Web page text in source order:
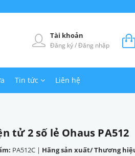
Tài khoản
Đăng ký/Đăng nhập
Tin tức Liên hệ
tử 2 số lẻ Ohaus PA512
PA512C | Hãng sản xuất/ Thương